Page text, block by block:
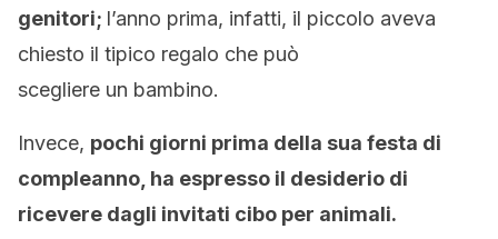
genitori; l’anno prima, infatti, il piccolo aveva
chiesto il tipico regalo che può
scegliere un bambino.
Invece, pochi giorni prima della sua festa di
compleanno, ha espresso il desiderio di
ricevere dagli invitati cibo per animali.